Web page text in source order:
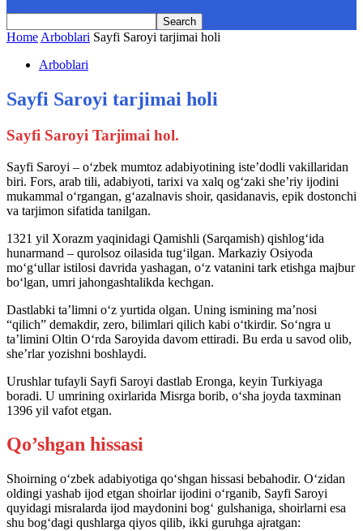
Home Arboblari Sayfi Saroyi tarjimai holi
Arboblari
Sayfi Saroyi tarjimai holi
Sayfi Saroyi Tarjimai hol.
Sayfi Saroyi – o‘zbek mumtoz adabiyotining iste’dodli vakillaridan
biri. Fors, arab tili, adabiyoti, tarixi va xalq og‘zaki she’riy ijodini
mukammal o‘rgangan, g‘azalnavis shoir, qasidanavis, epik dostonchi
va tarjimon sifatida tanilgan.
1321 yil Xorazm yaqinidagi Qamishli (Sarqamish) qishlog‘ida
hunarmand – qurolsoz oilasida tug‘ilgan. Markaziy Osiyoda
mo‘g‘ullar istilosi davrida yashagan, o‘z vatanini tark etishga majbur
bo‘lgan, umri jahongashtalikda kechgan.
Dastlabki ta’limni o‘z yurtida olgan. Uning ismining ma’nosi
“qilich” demakdir, zero, bilimlari qilich kabi o‘tkirdir. So‘ngra u
ta’limini Oltin O‘rda Saroyida davom ettiradi. Bu erda u savod olib,
she’rlar yozishni boshlaydi.
Urushlar tufayli Sayfi Saroyi dastlab Eronga, keyin Turkiyaga
boradi. U umrining oxirlarida Misrga borib, o‘sha joyda taxminan
1396 yil vafot etgan.
Qo’shgan hissasi
Shoirning o‘zbek adabiyotiga qo‘shgan hissasi bebahodir. O‘zidan
oldingi yashab ijod etgan shoirlar ijodini o‘rganib, Sayfi Saroyi
quyidagi misralarda ijod maydonini bog‘ gulshaniga, shoirlarni esa
shu bog‘dagi qushlarga qiyos qilib, ikki guruhga ajratgan: